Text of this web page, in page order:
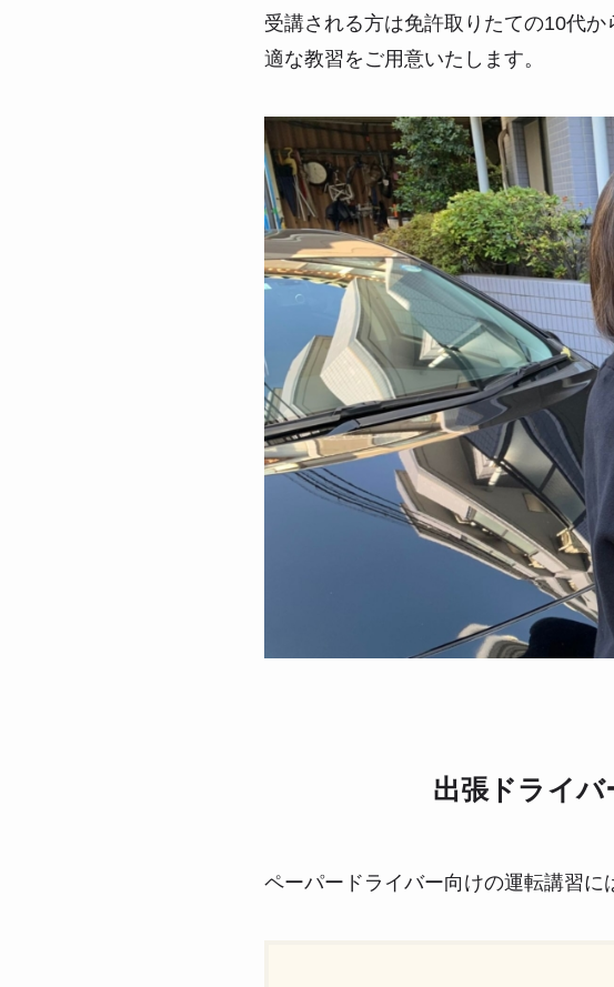
受講される方は免許取りたての10代
適な教習をご用意いたします。
出張ドライバ
ペーパードライバー向けの運転講習に